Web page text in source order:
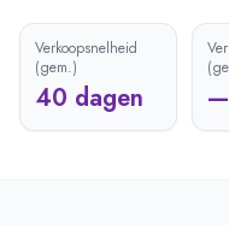
Verkoopsnelheid
(gem.)
40 dagen —